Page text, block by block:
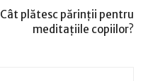
Cât plătesc părinţii pentru
meditaţiile copiilor?